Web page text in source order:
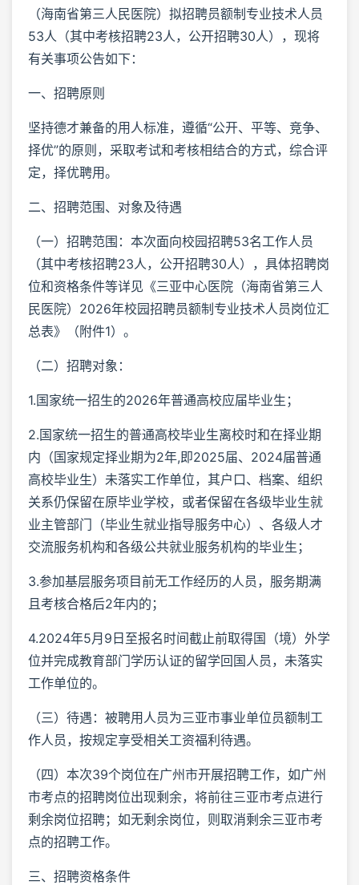
（海南省第三人民医院）拟招聘员额制专业技术人员
53人（其中考核招聘23人，公开招聘30人），现将
有关事项公告如下：
一、招聘原则
坚持德才兼备的用人标准，遵循“公开、平等、竞争、
择优”的原则，采取考试和考核相结合的方式，综合评
定，择优聘用。
二、招聘范围、对象及待遇
（一）招聘范围：本次面向校园招聘53名工作人员
（其中考核招聘23人，公开招聘30人），具体招聘岗
位和资格条件等详见《三亚中心医院（海南省第三人
民医院）2026年校园招聘员额制专业技术人员岗位汇
总表》（附件1）。
（二）招聘对象：
1.国家统一招生的2026年普通高校应届毕业生；
2.国家统一招生的普通高校毕业生离校时和在择业期
内（国家规定择业期为2年,即2025届、2024届普通
高校毕业生）未落实工作单位，其户口、档案、组织
关系仍保留在原毕业学校，或者保留在各级毕业生就
业主管部门（毕业生就业指导服务中心）、各级人才
交流服务机构和各级公共就业服务机构的毕业生；
3.参加基层服务项目前无工作经历的人员，服务期满
且考核合格后2年内的；
4.2024年5月9日至报名时间截止前取得国（境）外学
位并完成教育部门学历认证的留学回国人员，未落实
工作单位的。
（三）待遇：被聘用人员为三亚市事业单位员额制工
作人员，按规定享受相关工资福利待遇。
（四）本次39个岗位在广州市开展招聘工作，如广州
市考点的招聘岗位出现剩余，将前往三亚市考点进行
剩余岗位招聘；如无剩余岗位，则取消剩余三亚市考
点的招聘工作。
三、招聘资格条件